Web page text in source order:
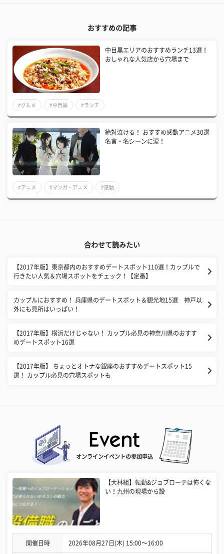
おすすめの記事
中目黒エリアのおすすめランチ13選！
おしゃれな人気店から穴場まで
#グルメ #中目黒 #ランチ
絶対泣ける！ おすすめ感動アニメ30選
名言・名シーンに涙！
#アニメ #マンガ・アニメ #感動
合わせて読みたい
【2017年版】東京都内のおすすめデートスポット110選！カップルで
行きたい人気＆穴場スポットをチェック！【定番】
カップルにおすすめ！ 兵庫県のデートスポット＆観光地15選 神戸以
外にも見所はいっぱい！
【2017年版】横浜だけじゃない！ カップル必見の神奈川県のおすす
めデートスポット16選
【2017年版】 ちょっとオトナな銀座のおすすめデートスポット15
選！ カップル必見の穴場スポットも
オンラインイベントの参加申込
【大林組】転勤&ジョブローテは怖くな
い！九州の現場から設
開催日時 2026年08月27日(木) 15:00〜16:00